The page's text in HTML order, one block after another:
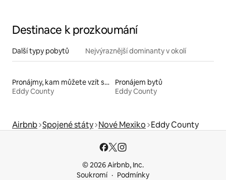
Destinace k prozkoumání
Další typy pobytů Nejvýraznější dominanty v okolí
Pronájmy, kam můžete vzít své domácí mazlíčky
Eddy County
Pronájem bytů
Eddy County
Airbnb Spojené státy Nové Mexiko Eddy County
© 2026 Airbnb, Inc.
Soukromí
Podmínky